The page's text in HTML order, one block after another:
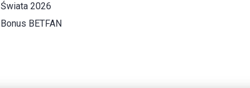
Świata 2026
Bonus BETFAN